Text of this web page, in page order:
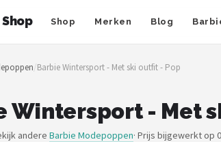
Shop Merken Blog
/Barbie Wintersport - Met ski outfit - Pop
Wintersport - Met
andere Barbie Modepoppen· Prijs bijgewerkt op